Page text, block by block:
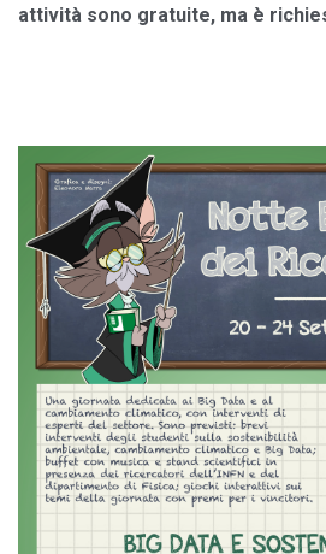
attività sono gratuite, ma è